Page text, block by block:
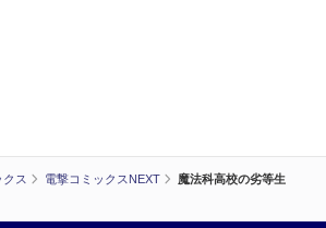
クス 電撃コミックスNEXT
魔法科高校の劣等生